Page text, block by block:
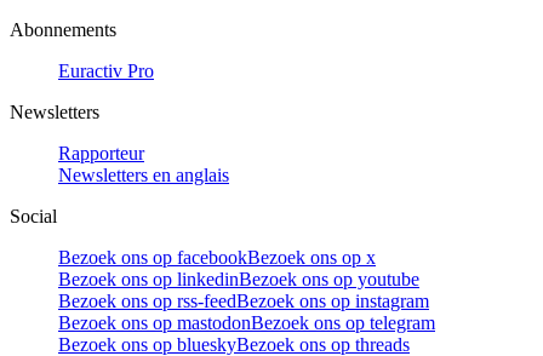
Abonnements
Euractiv Pro
Newsletters
Rapporteur
Newsletters en anglais
Social
Bezoek ons op facebookBezoek ons op x
Bezoek ons op linkedinBezoek ons op youtube
Bezoek ons op rss-feedBezoek ons op instagram
Bezoek ons op mastodonBezoek ons op telegram
Bezoek ons op blueskyBezoek ons op threads